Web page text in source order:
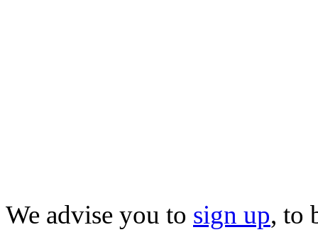
We advise you to sign up, to